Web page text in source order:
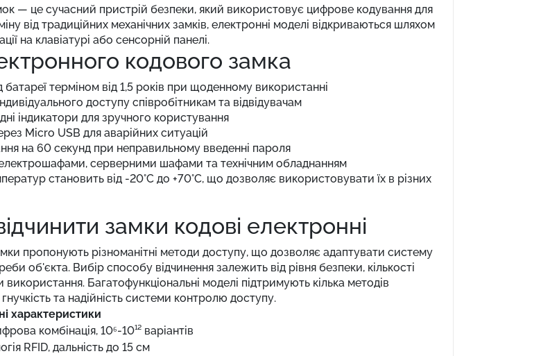
— це сучасний пристрій безпеки, який використовує цифрове кодування для
від традиційних механічних замків, електронні моделі відкриваються шляхом
на клавіатурі або сенсорній панелі.
кодового замка
терміном від 1,5 років при щоденному використанні
доступу співробітникам та відвідувачам
індикатори для зручного користування
Micro USB для аварійних ситуацій
на 60 секунд при неправильному введенні пароля
електрошафами, серверними шафами та технічним обладнанням
становить від -20°C до +70°C, що дозволяє використовувати їх в різних
замки кодові електронні
пропонують різноманітні методи доступу, що дозволяє адаптувати систему
об'єкта. Вибір способу відчинення залежить від рівня безпеки, кількості
використання. Багатофункціональні моделі підтримують кілька методів
та надійність системи контролю доступу.
характеристики
комбінація, 10⁶-10¹² варіантів
RFID, дальність до 15 см